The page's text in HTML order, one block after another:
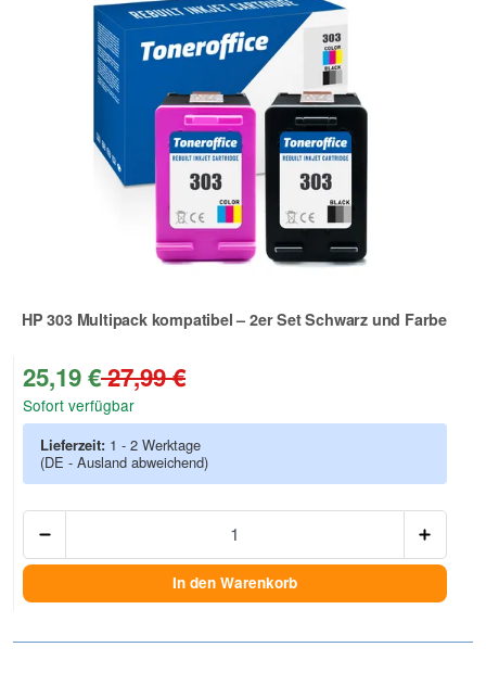
HP 303 Multipack kompatibel – 2er Set Schwarz und Farbe
Zur Artikelbewertung
25,19 €27,99 €
Sofort verfügbar
Lieferzeit: 1 - 2 Werktage
(DE - Ausland abweichend)
In den Warenkorb